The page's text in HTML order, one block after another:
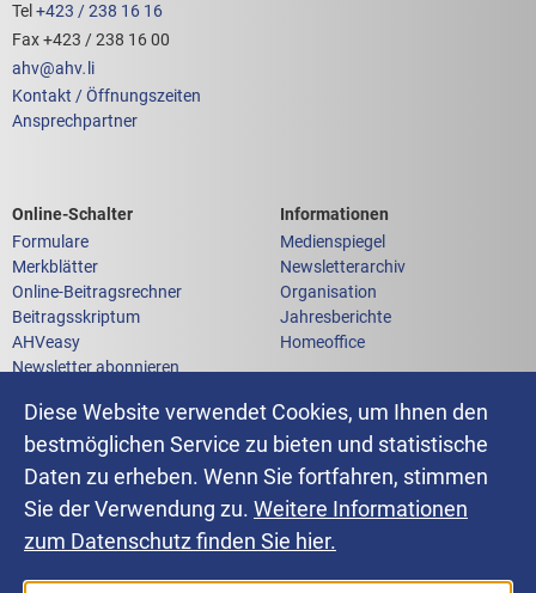
Diese Website verwendet Cookies, um Ihnen den
bestmöglichen Service zu bieten und statistische
Daten zu erheben. Wenn Sie fortfahren, stimmen
Sie der Verwendung zu. Weitere Informationen
zum Datenschutz finden Sie hier.
Tel +423 / 238 16 16
Fax +423 / 238 16 00
ahv@ahv. li
Kontakt / Öffnungszeiten
Ansprechpartner
Links zum
Online-Schalter
Formulare
Merkblätter
Online-Beitragsrechner
Beitragsskriptum
AHVeasy
Newsletter abonnieren
Links zu weiteren
Informationen
Medienspiegel
Newsletterarchiv
Organisation
Jahresberichte
Homeoffice
Impressum
Datenschutz
Erklärung zur Barrierefreiheit
Sitemap